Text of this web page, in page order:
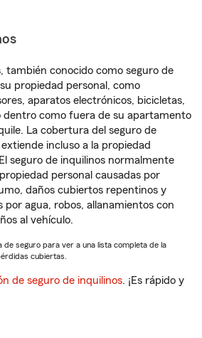
también conocido como seguro de
propiedad personal, como
aparatos electrónicos, bicicletas,
dentro como fuera de su apartamento
La cobertura del seguro de
incluso a la propiedad
seguro de inquilinos normalmente
personal causadas por
daños cubiertos repentinos y
por agua, robos, allanamientos con
al vehículo.
de seguro para ver a una lista completa de la
cubiertas.
de seguro de inquilinos. ¡Es rápido y